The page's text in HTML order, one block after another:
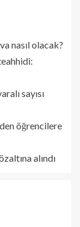
nasıl olacak?
sayısı
öğrencilere
alındı